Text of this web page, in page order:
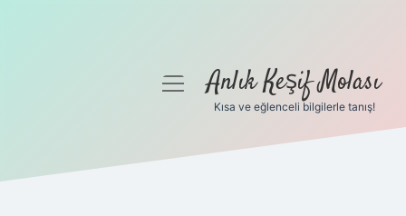
Gizlilik Politikası
menüyüAnlık Keşif Molası
Kısa ve eğlenceli bilgilerle tanış!